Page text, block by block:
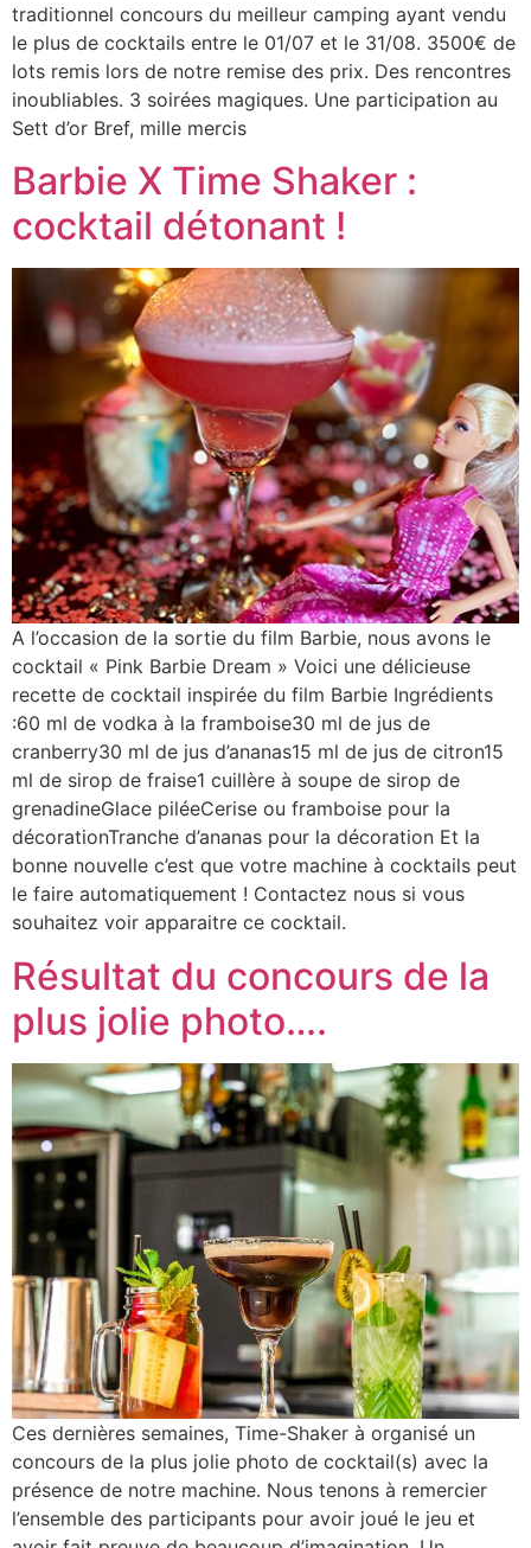
traditionnel concours du meilleur camping ayant vendu
le plus de cocktails entre le 01/07 et le 31/08. 3500€ de
lots remis lors de notre remise des prix. Des rencontres
inoubliables. 3 soirées magiques. Une participation au
Sett d’or Bref, mille mercis
Barbie X Time Shaker :
cocktail détonant !
A l’occasion de la sortie du film Barbie, nous avons le
cocktail « Pink Barbie Dream » Voici une délicieuse
recette de cocktail inspirée du film Barbie Ingrédients
:60 ml de vodka à la framboise30 ml de jus de
cranberry30 ml de jus d’ananas15 ml de jus de citron15
ml de sirop de fraise1 cuillère à soupe de sirop de
grenadineGlace piléeCerise ou framboise pour la
décorationTranche d’ananas pour la décoration Et la
bonne nouvelle c’est que votre machine à cocktails peut
le faire automatiquement ! Contactez nous si vous
souhaitez voir apparaitre ce cocktail.
Résultat du concours de la
plus jolie photo….
Ces dernières semaines, Time-Shaker à organisé un
concours de la plus jolie photo de cocktail(s) avec la
présence de notre machine. Nous tenons à remercier
l’ensemble des participants pour avoir joué le jeu et